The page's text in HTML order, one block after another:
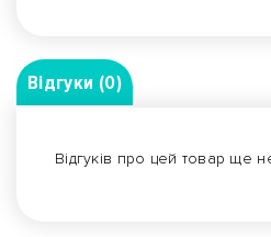
Відгуки (0)
Відгуків про цей товар ще